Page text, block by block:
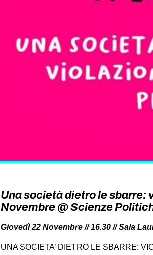
Una società dietro le sbarre:
Novembre @ Scienze
Giovedì 22 Novembre // 16.30 // Sala
UNA SOCIETA’ DIETRO LE SBARRE: